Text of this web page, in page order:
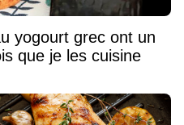
yogourt grec ont un
que je les cuisine